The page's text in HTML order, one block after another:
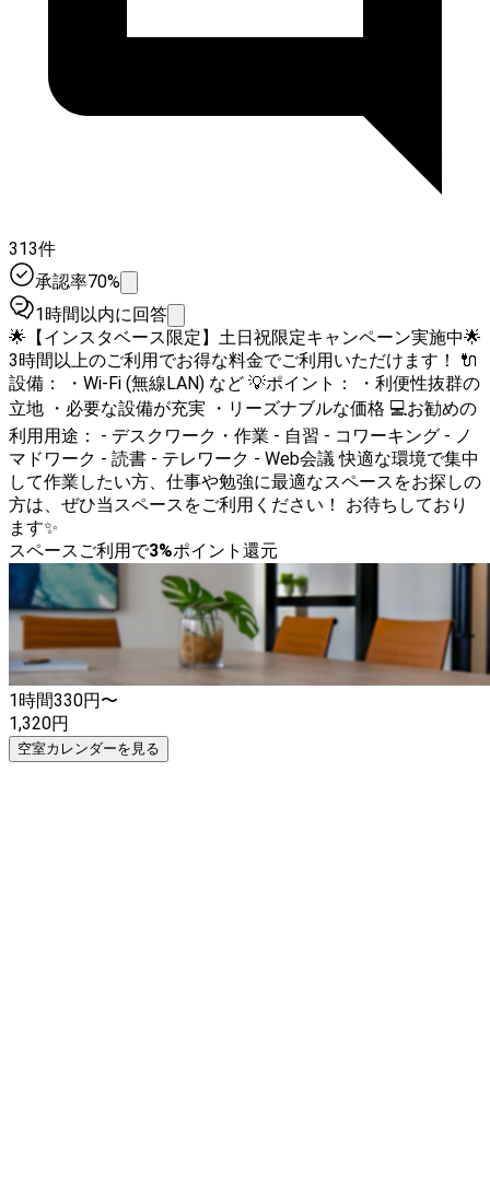
313件
承認率70%
1時間以内に回答
🌟【インスタベース限定】土日祝限定キャンペーン実施中🌟
3時間以上のご利用でお得な料金でご利用いただけます！ 🔌
設備： ・Wi-Fi (無線LAN) など 💡ポイント： ・利便性抜群の
立地 ・必要な設備が充実 ・リーズナブルな価格 💻お勧めの
利用用途： - デスクワーク・作業 - 自習 - コワーキング - ノ
マドワーク - 読書 - テレワーク - Web会議 快適な環境で集中
して作業したい方、仕事や勉強に最適なスペースをお探しの
方は、ぜひ当スペースをご利用ください！ お待ちしており
ます✨
スペースご利用で3%ポイント還元
1時間330円〜
1,320円
空室カレンダーを見る